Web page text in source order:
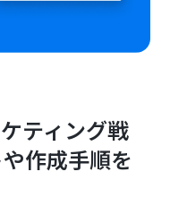
ティング戦
作成手順を